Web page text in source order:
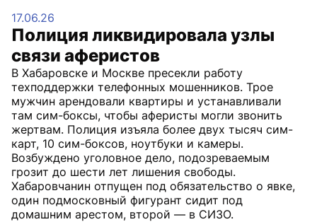
17.06.26
Полиция ликвидировала узлы
связи аферистов
В Хабаровске и Москве пресекли работу
техподдержки телефонных мошенников. Трое
мужчин арендовали квартиры и устанавливали
там сим-боксы, чтобы аферисты могли звонить
жертвам. Полиция изъяла более двух тысяч сим-
карт, 10 сим-боксов, ноутбуки и камеры.
Возбуждено уголовное дело, подозреваемым
грозит до шести лет лишения свободы.
Хабаровчанин отпущен под обязательство о явке,
один подмосковный фигурант сидит под
домашним арестом, второй — в СИЗО.